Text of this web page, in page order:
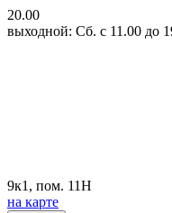
20.00
выходной: Сб. с 11.00 до
9к1, пом. 11Н
на карте